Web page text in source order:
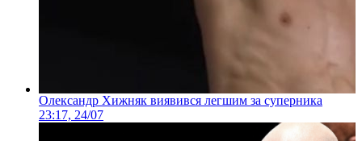
Олександр Хижняк виявився легшим за суперника
23:17, 24/07